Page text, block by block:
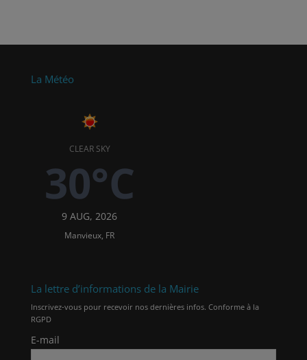
La Météo
CLEAR SKY
30°C
9 AUG, 2026
Manvieux, FR
La lettre d’informations de la Mairie
Inscrivez-vous pour recevoir nos dernières infos. Conforme à la
RGPD
E-mail